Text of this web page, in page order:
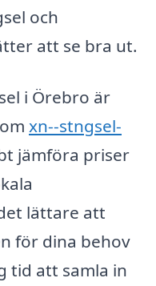
och
att se bra ut.
i Örebro är
xn--stngsel-
jämföra priser
lättare att
för dina behov
tid att samla in